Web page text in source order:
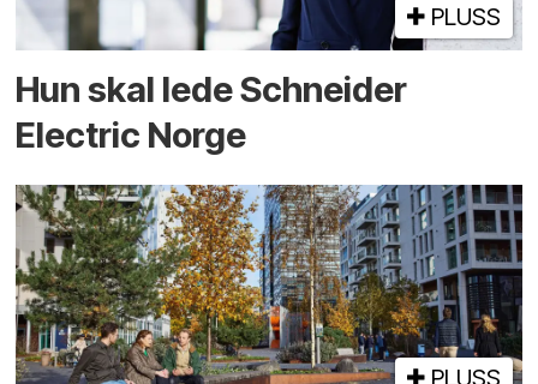
PLUSS
Hun skal lede Schneider
Electric Norge